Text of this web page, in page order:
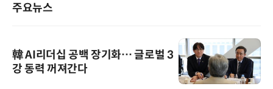
주요뉴스
韓 AI리더십 공백 장기화… 글로벌 3
강 동력 꺼져간다